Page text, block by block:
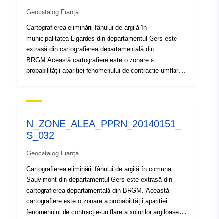
Geocatalog Franța
Cartografierea eliminării fânului de argilă în
municipalitatea Ligardes din departamentul Gers este
extrasă din cartografierea departamentală din
BRGM.Această cartografiere este o zonare a
probabilității apariției fenomenului de contracție-umflare
fizice de către BRGM din hărțile geologice ale
de următorii factori pentru fiecare formațiune geologică:
— proporția de material argilos în cadrul formării (analiză
(compoziția minerală); comportamentul geotehnic al
materialului. Pentru fiecare dintre formațiunile de argilă
identificate, nivelul de pericol este, în cele din urmă,
rezultatul nivelului de sensibilitate astfel obținut cu
densitatea umflăturilor sinistre, raportată la 100 km² de
suprafață de aflorire urbanizată reală. Cartografierea
N_ZONE_ALEA_PPRN_20140151_
S_032
Geocatalog Franța
Cartografierea eliminării fânului de argilă în comuna
Sauvimont din departamentul Gers este extrasă din
cartografierea departamentală din BRGM. Această
cartografiere este o zonare a probabilității apariției
fenomenului de contracție-umflare a solurilor argiloase.